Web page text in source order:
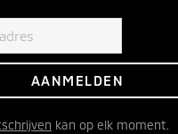
kan op elk moment.